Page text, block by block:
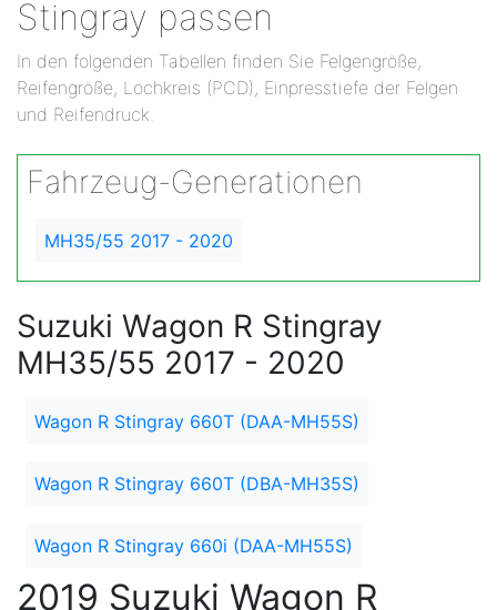
Stingray passen
In den folgenden Tabellen finden Sie Felgengröße,
Reifengröße, Lochkreis (PCD), Einpresstiefe der Felgen
und Reifendruck.
Fahrzeug-Generationen
MH35/55 2017 - 2020
Suzuki Wagon R Stingray
MH35/55 2017 - 2020
Wagon R Stingray 660T (DAA-MH55S)
Wagon R Stingray 660T (DBA-MH35S)
Wagon R Stingray 660i (DAA-MH55S)
2019 Suzuki Wagon R